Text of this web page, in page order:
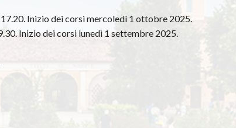
Inizio dei corsi mercoledì 1 ottobre 2025.
Inizio dei corsi lunedì 1 settembre 2025.